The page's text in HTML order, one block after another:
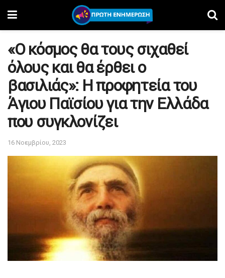
«Ο κόσμος θα τους σιχαθεί
όλους και θα έρθει ο
βασιλιάς»: H προφητεία του
Άγιου Παϊσίου για την Ελλάδα
που συγκλονίζει
16 Νοεμβρίου, 2023